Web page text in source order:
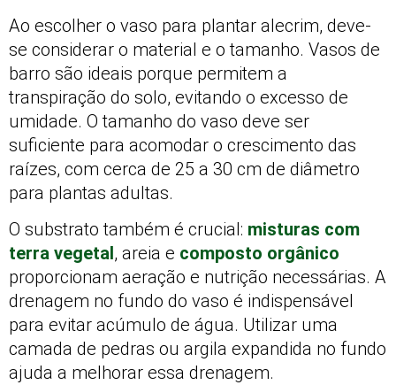
Ao escolher o vaso para plantar alecrim, deve-
se considerar o material e o tamanho. Vasos de
barro são ideais porque permitem a
transpiração do solo, evitando o excesso de
umidade. O tamanho do vaso deve ser
suficiente para acomodar o crescimento das
raízes, com cerca de 25 a 30 cm de diâmetro
para plantas adultas.
O substrato também é crucial: misturas com
terra vegetal, areia e composto orgânico
proporcionam aeração e nutrição necessárias. A
drenagem no fundo do vaso é indispensável
para evitar acúmulo de água. Utilizar uma
camada de pedras ou argila expandida no fundo
ajuda a melhorar essa drenagem.